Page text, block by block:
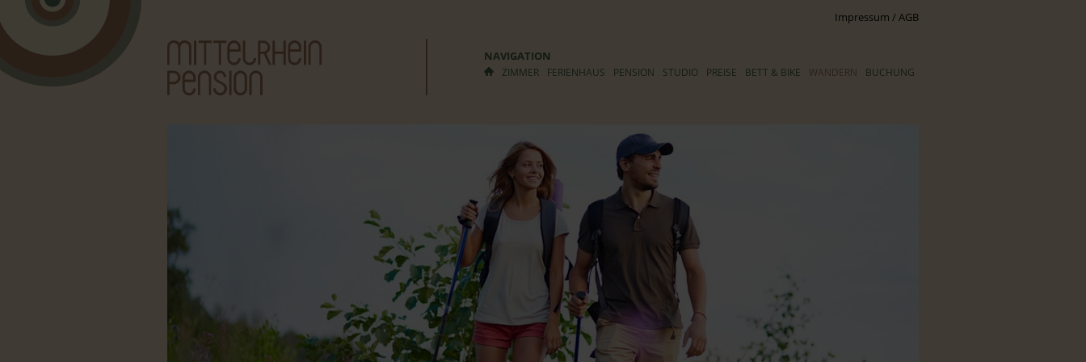
Impressum / AGB
NAVIGATION
ZIMMER FERIENHAUS PENSION STUDIO PREISE BETT & BIKE WANDERN BUCHUNG